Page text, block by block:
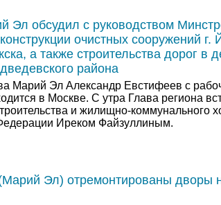
Эл обсудил с руководством
очистных сооружений г.
а также строительства дорог в
района
Марий Эл Александр Евстифеев с
в Москве. С утра Глава региона
и жилищно-коммунального
Иреком Файзуллиным.
Эл) отремонтированы дворы